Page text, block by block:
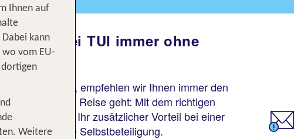
– bei TUI immer ohne
können, empfehlen wir Ihnen immer den
wohin die Reise geht: Mit dem richtigen
Seite! Ihr zusätzlicher Vorteil bei einer
Sie keine Selbstbeteiligung.
Ihnen auf
kann
vom EU-
dortigen
Weitere